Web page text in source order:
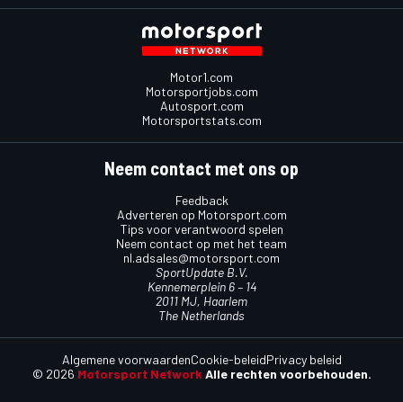
Motor1.com
Motorsportjobs.com
Autosport.com
Motorsportstats.com
Neem contact met ons op
Feedback
Adverteren op Motorsport.com
Tips voor verantwoord spelen
Neem contact op met het team
nl.adsales@motorsport.com
SportUpdate B.V.
Kennemerplein 6 – 14
2011 MJ, Haarlem
The Netherlands
© 2026 Motorsport Network Alle rechten voorbehouden.
Algemene voorwaardenCookie-beleidPrivacy beleid